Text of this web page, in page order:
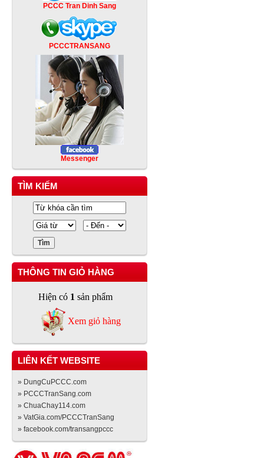
PCCC Tran Dinh Sang
PCCCTRANSANG
Messenger
TÌM KIẾM
THÔNG TIN GIỎ HÀNG
Hiện có 1 sản phẩm
Xem giỏ hàng
LIÊN KẾT WEBSITE
» DungCuPCCC.com
» PCCCTranSang.com
» ChuaChay114.com
» VatGia.com/PCCCTranSang
» facebook.com/transangpccc